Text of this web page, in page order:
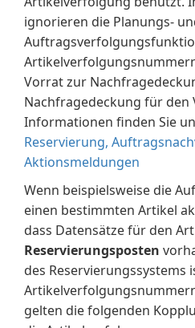
ignorieren die Planungs-
Vorrat zur
Nachfragedeckung für
Informationen finden Sie
Reservierung,
Aktionsmeldungen
Wenn beispielsweise die
einen bestimmten Artikel
dass Datensätze für den
Reservierungsposten
des Reservierungssystems
gelten die folgenden